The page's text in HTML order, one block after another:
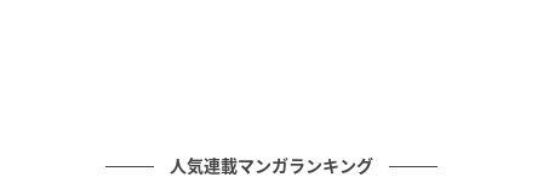
の範囲で低利率の借入ができる点もメリットです。
人気連載マンガランキング